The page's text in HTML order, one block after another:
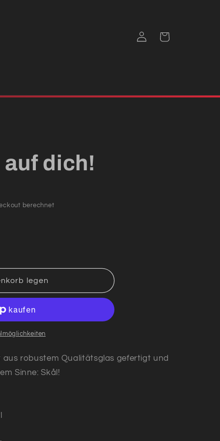
EinloggenWarenkorb
auf dich!
berechnet
legen
aus robustem Qualitätsglas gefertigt und
Sinne: Skål!